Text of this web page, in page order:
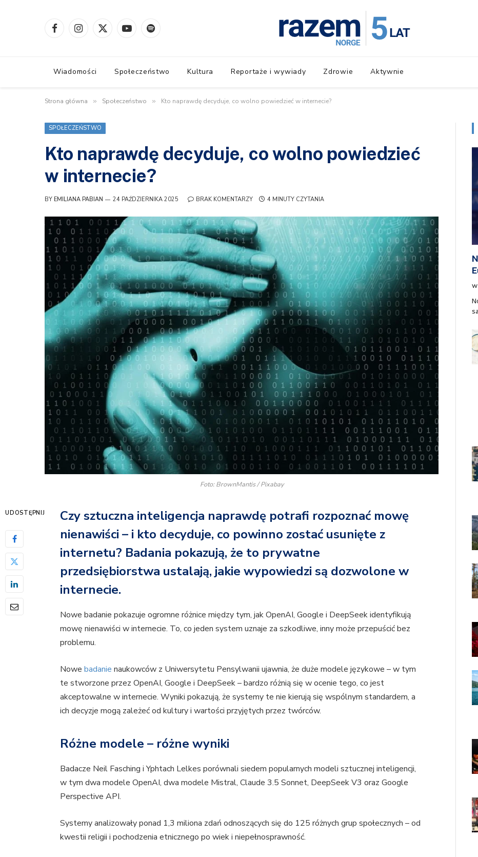
FacebookInstagram
X
YouTubeSpotify
Wiadomości Społeczeństwo Kultura Reportaże i wywiady Zdrowie Aktywnie
Strona główna » Społeczeństwo » Kto naprawdę decyduje, co wolno powiedzieć w internecie?
SPOŁECZEŃSTWO
Kto naprawdę decyduje, co wolno powiedzieć
w internecie?
BY EMILIANA PABIAN 24 PAŹDZIERNIKA 2025 BRAK KOMENTARZY 4 MINUTY CZYTANIA
Foto: BrownMantis / Pixabay
UDOSTĘPNIJ
Czy sztuczna inteligencja naprawdę potrafi rozpoznać mowę
nienawiści – i kto decyduje, co powinno zostać usunięte z
internetu? Badania pokazują, że to prywatne
przedsiębiorstwa ustalają, jakie wypowiedzi są dozwolone w
internecie.
Nowe badanie pokazuje ogromne różnice między tym, jak OpenAI, Google i DeepSeek identyfikują
mowę nienawiści w internecie. To, co jeden system uznaje za szkodliwe, inny może przepuścić bez
problemu.
Nowebadanie naukowców z Uniwersytetu Pensylwanii ujawnia, że duże modele językowe – w tym
te stworzone przez OpenAI, Google i DeepSeek – bardzo różnią się w ocenie tego, co jest
akceptowalne w internecie. Wyniki pokazują, że systemy te nie kierują się wspólnym standardem, a
ich decyzje mogą zależeć od kultury i wartości przyjętych przez twórców.
Różne modele – różne wyniki
Badacze Neil Fasching i Yphtach Lelkes porównali siedem popularnych modeli sztucznej inteligencji,
w tym dwa modele OpenAI, dwa modele Mistral, Claude 3.5 Sonnet, DeepSeek V3 oraz Google
Perspective API.
Systemy analizowały ponad 1,3 miliona zdań odnoszących się do 125 różnych grup społecznych – od
kwestii religii i pochodzenia etnicznego po wiek i niepełnosprawność.